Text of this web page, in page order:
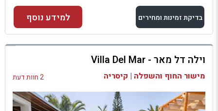
בדיקת זמינות ומחירים
למתחם זה
בדיקת זמינות ומחירים
למידע נוסף
וילה דל מאר - Villa Del Mar
מישור החוף והשפלה | קיסריה 2 חוות דעת